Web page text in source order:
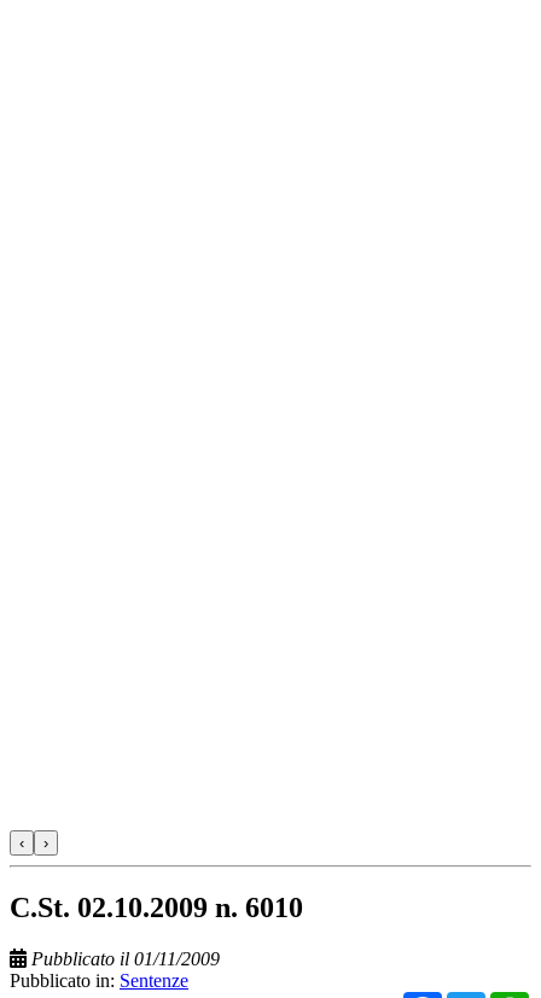
‹ ›
C.St. 02.10.2009 n. 6010
Pubblicato il 01/11/2009
Pubblicato in: Sentenze